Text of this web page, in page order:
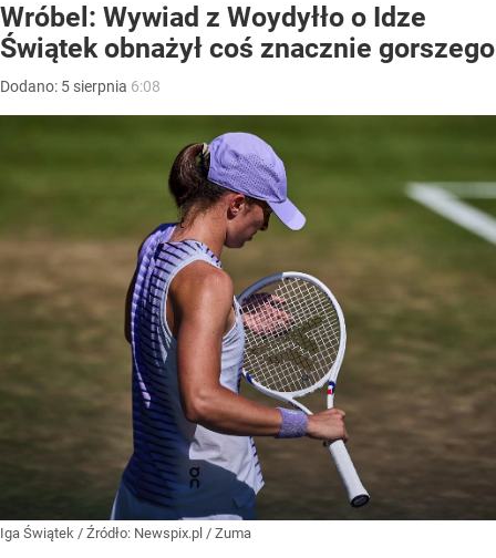
Wróbel: Wywiad z Woydyłło o Idze
Świątek obnażył coś znacznie gorszego
Dodano: 5 sierpnia 6:08
Iga Świątek / Źródło: Newspix.pl / Zuma